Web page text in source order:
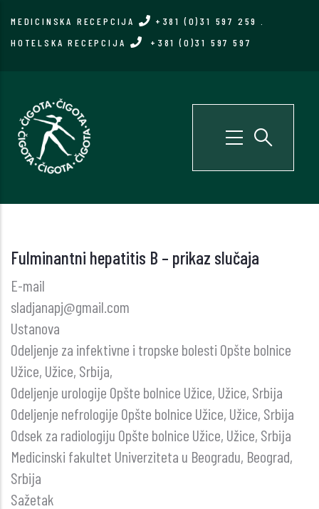
MEDICINSKA RECEPCIJA +381 (0)31 597 259
HOTELSKA RECEPCIJA
+381 (0)31 597 597
Fulminantni hepatitis B – prikaz slučaja
E-mail
sladjanapj@gmail.com
Ustanova
Odeljenje za infektivne i tropske bolesti Opšte bolnice
Užice, Užice, Srbija,
Odeljenje urologije Opšte bolnice Užice, Užice, Srbija
Odeljenje nefrologije Opšte bolnice Užice, Užice, Srbija
Odsek za radiologiju Opšte bolnice Užice, Užice, Srbija
Medicinski fakultet Univerziteta u Beogradu, Beograd,
Srbija
Sažetak